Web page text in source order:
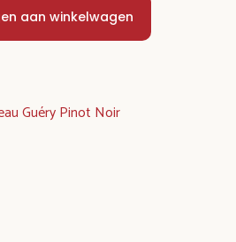
aan winkelwagen